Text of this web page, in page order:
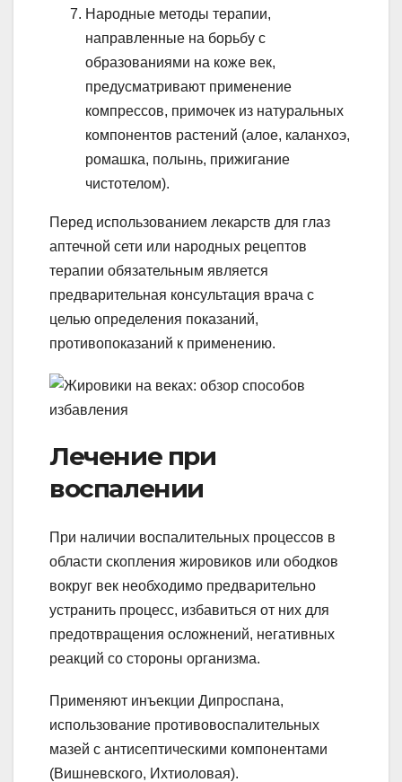
Народные методы терапии,
направленные на борьбу с
образованиями на коже век,
предусматривают применение
компрессов, примочек из натуральных
компонентов растений (алое, каланхоэ,
ромашка, полынь, прижигание
чистотелом).
Перед использованием лекарств для глаз
аптечной сети или народных рецептов
терапии обязательным является
предварительная консультация врача с
целью определения показаний,
противопоказаний к применению.
Лечение при
воспалении
При наличии воспалительных процессов в
области скопления жировиков или ободков
вокруг век необходимо предварительно
устранить процесс, избавиться от них для
предотвращения осложнений, негативных
реакций со стороны организма.
Применяют инъекции Дипроспана,
использование противовоспалительных
мазей с антисептическими компонентами
(Вишневского, Ихтиоловая).